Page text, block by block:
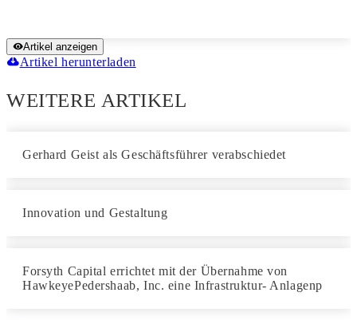
Artikel anzeigen
Artikel herunterladen
WEITERE ARTIKEL
Gerhard Geist als Geschäftsführer verabschiedet
Innovation und Gestaltung
Forsyth Capital errichtet mit der Übernahme von
HawkeyePedershaab, Inc. eine Infrastruktur- Anlagenp